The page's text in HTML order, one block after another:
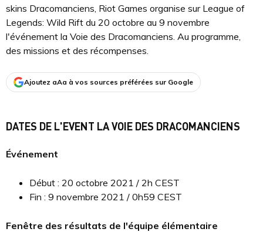
skins Dracomanciens, Riot Games organise sur League of
Legends: Wild Rift du 20 octobre au 9 novembre
l'événement la Voie des Dracomanciens. Au programme,
des missions et des récompenses.
Ajoutez aAa à vos sources préférées sur Google
DATES DE L'EVENT LA VOIE DES DRACOMANCIENS
Événement
Début : 20 octobre 2021 / 2h CEST
Fin : 9 novembre 2021 / 0h59 CEST
Fenêtre des résultats de l'équipe élémentaire